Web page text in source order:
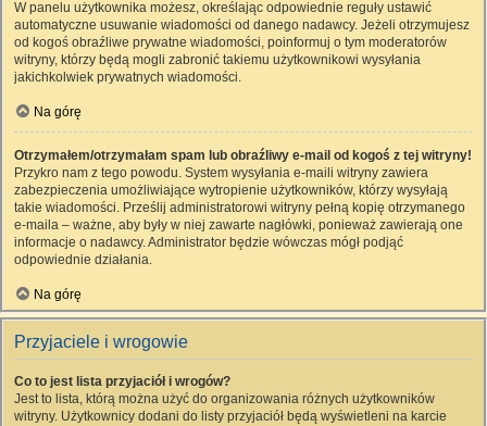
W panelu użytkownika możesz, określając odpowiednie reguły ustawić
automatyczne usuwanie wiadomości od danego nadawcy. Jeżeli otrzymujesz
od kogoś obraźliwe prywatne wiadomości, poinformuj o tym moderatorów
witryny, którzy będą mogli zabronić takiemu użytkownikowi wysyłania
jakichkolwiek prywatnych wiadomości.
Na górę
Otrzymałem/otrzymałam spam lub obraźliwy e-mail od kogoś z tej witryny!
Przykro nam z tego powodu. System wysyłania e-maili witryny zawiera
zabezpieczenia umożliwiające wytropienie użytkowników, którzy wysyłają
takie wiadomości. Prześlij administratorowi witryny pełną kopię otrzymanego
e-maila – ważne, aby były w niej zawarte nagłówki, ponieważ zawierają one
informacje o nadawcy. Administrator będzie wówczas mógł podjąć
odpowiednie działania.
Na górę
Przyjaciele i wrogowie
Co to jest lista przyjaciół i wrogów?
Jest to lista, którą można użyć do organizowania różnych użytkowników
witryny. Użytkownicy dodani do listy przyjaciół będą wyświetleni na karcie